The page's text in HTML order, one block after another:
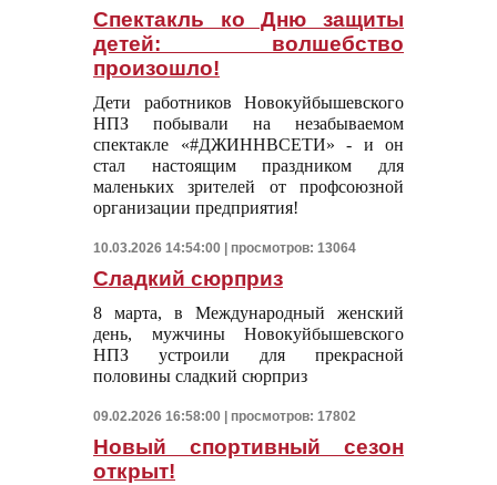
Спектакль ко Дню защиты
детей: волшебство
произошло!
Дети работников Новокуйбышевского
НПЗ побывали на незабываемом
спектакле «#ДЖИННВСЕТИ» - и он
стал настоящим праздником для
маленьких зрителей от профсоюзной
организации предприятия!
10.03.2026 14:54:00 | просмотров: 13064
Сладкий сюрприз
8 марта, в Международный женский
день, мужчины Новокуйбышевского
НПЗ устроили для прекрасной
половины сладкий сюрприз
09.02.2026 16:58:00 | просмотров: 17802
Новый спортивный сезон
открыт!